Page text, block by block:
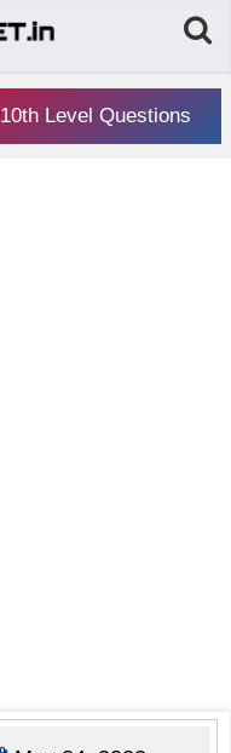
10th Level Questions